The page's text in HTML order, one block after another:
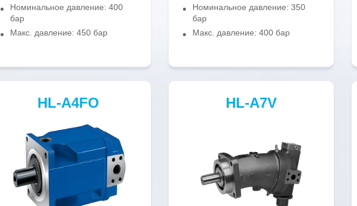
Номинальное давление: 400
бар
Макс. давление: 450 бар
Номинальное давление: 350
бар
Макс. давление: 400 бар
HL-A4FO HL-A7V